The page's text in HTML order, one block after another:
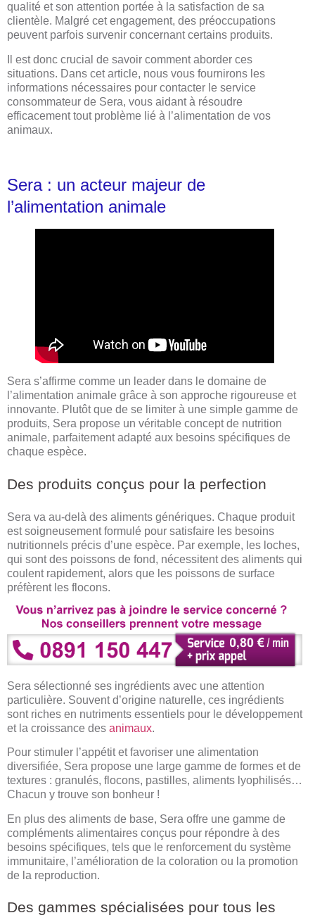
qualité et son attention portée à la satisfaction de sa
clientèle. Malgré cet engagement, des préoccupations
peuvent parfois survenir concernant certains produits.
Il est donc crucial de savoir comment aborder ces
situations. Dans cet article, nous vous fournirons les
informations nécessaires pour contacter le service
consommateur de Sera, vous aidant à résoudre
efficacement tout problème lié à l’alimentation de vos
animaux.
Sera : un acteur majeur de
l’alimentation animale
Sera s’affirme comme un leader dans le domaine de
l’alimentation animale grâce à son approche rigoureuse et
innovante. Plutôt que de se limiter à une simple gamme de
produits, Sera propose un véritable concept de nutrition
animale, parfaitement adapté aux besoins spécifiques de
chaque espèce.
Des produits conçus pour la perfection
Sera va au-delà des aliments génériques. Chaque produit
est soigneusement formulé pour satisfaire les besoins
nutritionnels précis d’une espèce. Par exemple, les loches,
qui sont des poissons de fond, nécessitent des aliments qui
coulent rapidement, alors que les poissons de surface
préfèrent les flocons.
Sera sélectionné ses ingrédients avec une attention
particulière. Souvent d’origine naturelle, ces ingrédients
sont riches en nutriments essentiels pour le développement
et la croissance des animaux.
Pour stimuler l’appétit et favoriser une alimentation
diversifiée, Sera propose une large gamme de formes et de
textures : granulés, flocons, pastilles, aliments lyophilisés…
Chacun y trouve son bonheur !
En plus des aliments de base, Sera offre une gamme de
compléments alimentaires conçus pour répondre à des
besoins spécifiques, tels que le renforcement du système
immunitaire, l’amélioration de la coloration ou la promotion
de la reproduction.
Des gammes spécialisées pour tous les